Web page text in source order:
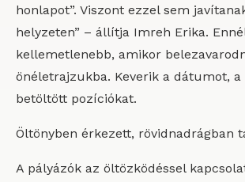
honlapot”. Viszont ezzel sem
helyzeten” – állítja Imreh Erika.
kellemetlenebb, amikor
önéletrajzukba. Keverik a dátumot, a
betöltött pozíciókat.
Öltönyben érkezett, rövidnadrágban
A pályázók az öltözködéssel